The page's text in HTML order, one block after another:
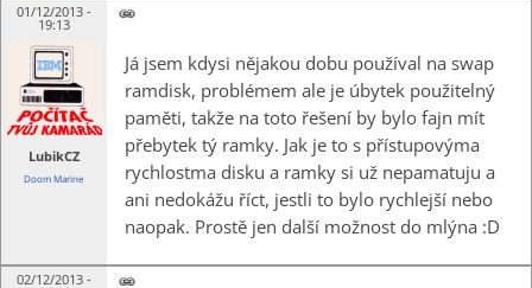
01/12/2013 -
19:13
LubikCZ
Doom Marine
Já jsem kdysi nějakou dobu používal na swap
ramdisk, problémem ale je úbytek použitelný
paměti, takže na toto řešení by bylo fajn mít
přebytek tý ramky. Jak je to s přístupovýma
rychlostma disku a ramky si už nepamatuju a
ani nedokážu říct, jestli to bylo rychlejší nebo
naopak. Prostě jen další možnost do mlýna :D
02/12/2013 -